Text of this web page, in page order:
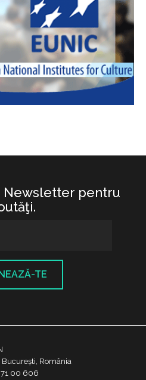
Newsletter pentru
TE
România
71 00 606